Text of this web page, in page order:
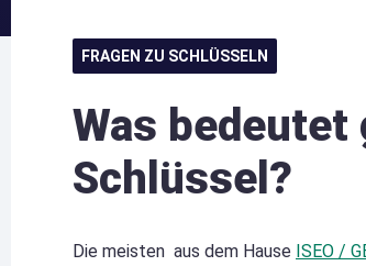
FRAGEN ZU SCHLÜSSELN
Was
Schlüssel?
Die meisten aus dem Hause ISEO /